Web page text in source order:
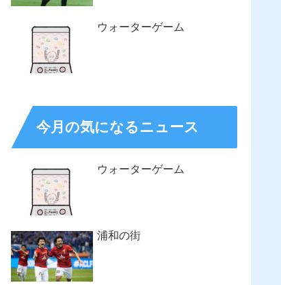
ウォーターゲーム
今月の気になるニュース
ウォーターゲーム
浦和の街